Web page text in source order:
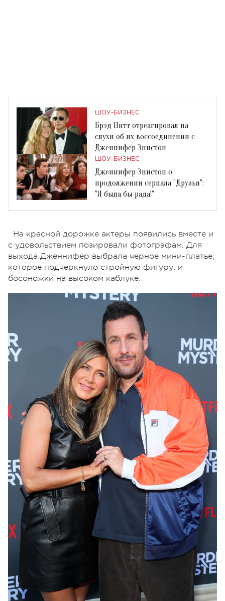
ШОУ-БИЗНЕС
Брэд Питт отреагировал на
слухи об их воссоединении с
Дженнифер Энистон
ШОУ-БИЗНЕС
Дженнифер Энистон о
продолжении сериала "Друзья":
"Я была бы рада!"
На красной дорожке актеры появились вместе и
с удовольствием позировали фотографам. Для
выхода Дженнифер выбрала черное мини-платье,
которое подчеркнуло стройную фигуру, и
босоножки на высоком каблуке.